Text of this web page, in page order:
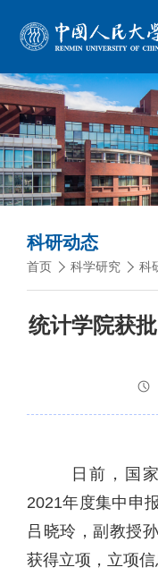
科研动态
首页 科学研究 科
统计学院获
日前，国
2021年度集中申
吕晓玲，副教授
获得立项，立项信